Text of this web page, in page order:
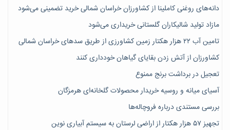
دانه‌های روغنی کاملینا از کشاورزان خراسان شمالی خرید تضمینی می‌شود
مازاد تولید شالیکاران گلستانی خریداری می‌شود
تامین آب ۲۲ هزار هکتار زمین کشاورزی از طریق سدهای خراسان شمالی
کشاورزان از آتش زدن بقایای گیاهان خودداری کنند
تعجیل در برداشت برنج ممنوع
آسیای میانه و روسیه خریدار محصولات گلخانه‌ای هرمزگان
بررسی مستندی درباره فروچاله‌ها
تجهیز ۵۷ هزار هکتار از اراضی لرستان به سیستم آبیاری نوین